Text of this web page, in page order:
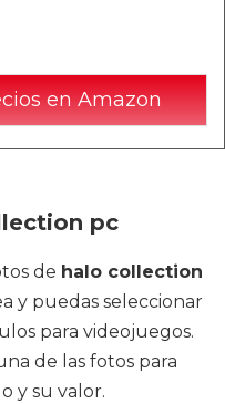
en Amazon
pc
de halo collection
y puedas seleccionar
para videojuegos.
de las fotos para
y su valor.